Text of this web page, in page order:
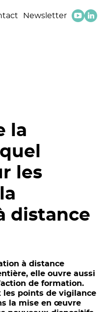
Newsletter
la
les
distance
à distance
elle ouvre aussi
de formation.
les points de vigilance
la mise en œuvre